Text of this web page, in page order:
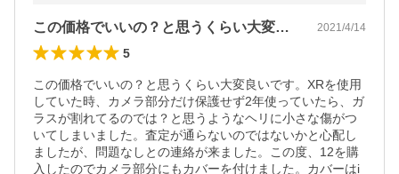
この価格でいいの？と思うくらい大変良い… 2021/4/14
5
この価格でいいの？と思うくらい大変良いです。XRを使用
していた時、カメラ部分だけ保護せず2年使っていたら、ガ
ラスが割れてるのでは？と思うようなヘリに小さな傷がつ
いてしまいました。査定が通らないのではないかと心配し
ましたが、問題なしとの連絡が来ました。この度、12を購
入したのでカメラ部分にもカバーを付けました。カバーはi